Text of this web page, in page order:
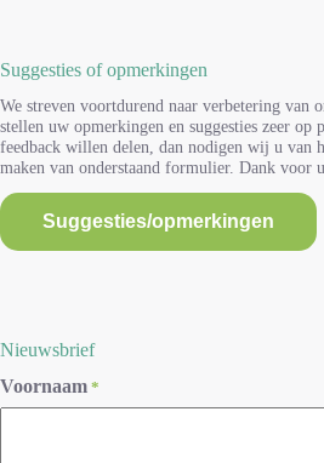
Suggesties of opmerkingen
We streven voortdurend naar verbetering van
stellen uw opmerkingen en suggesties zeer op
feedback willen delen, dan nodigen wij u van
maken van onderstaand formulier. Dank voor
Suggesties/opmerkingen
Nieuwsbrief
Voornaam *